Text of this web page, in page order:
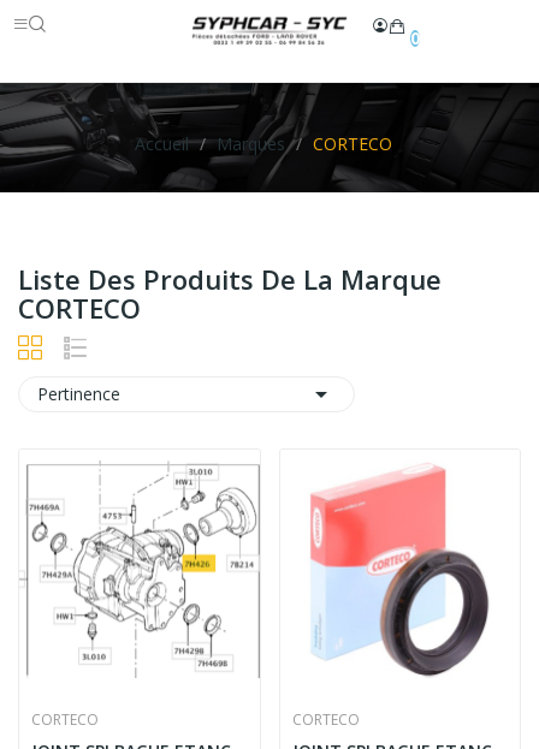
0
Accueil Marques CORTECO
Liste Des Produits De La Marque
CORTECO
Pertinence 
CORTECO CORTECO